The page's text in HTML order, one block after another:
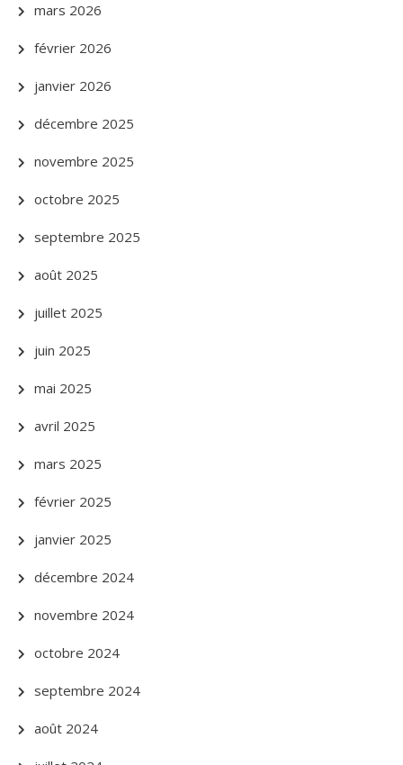
mars 2026
février 2026
janvier 2026
décembre 2025
novembre 2025
octobre 2025
septembre 2025
août 2025
juillet 2025
juin 2025
mai 2025
avril 2025
mars 2025
février 2025
janvier 2025
décembre 2024
novembre 2024
octobre 2024
septembre 2024
août 2024